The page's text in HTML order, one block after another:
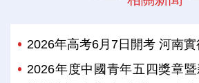
2026年高考6月7日開考 河南實
2026年度中國青年五四獎章